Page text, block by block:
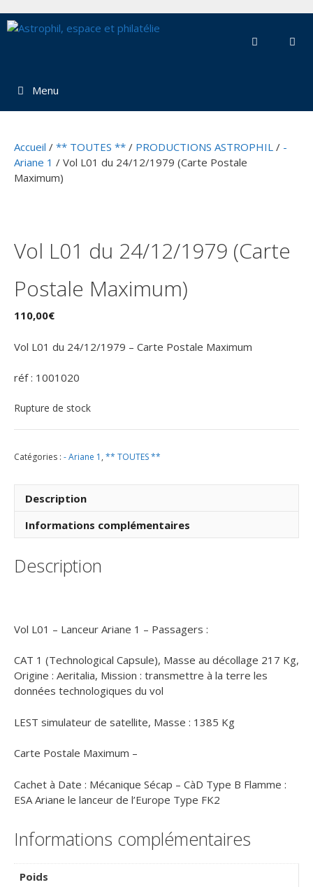
au
Menu
Accueil / ** TOUTES ** / PRODUCTIONS ASTROPHIL / -
Ariane 1 / Vol L01 du 24/12/1979 (Carte Postale
Maximum)
Vol L01 du 24/12/1979 (Carte
Postale Maximum)
110,00€
Vol L01 du 24/12/1979 – Carte Postale Maximum
réf : 1001020
Rupture de stock
Catégories : - Ariane 1 , ** TOUTES **
Description
Informations complémentaires
Description
Vol L01 – Lanceur Ariane 1 – Passagers :
CAT 1 (Technological Capsule), Masse au décollage 217 Kg,
Origine : Aeritalia, Mission : transmettre à la terre les
données technologiques du vol
LEST simulateur de satellite, Masse : 1385 Kg
Carte Postale Maximum –
Cachet à Date : Mécanique Sécap – CàD Type B Flamme :
ESA Ariane le lanceur de l’Europe Type FK2
Informations complémentaires
Poids